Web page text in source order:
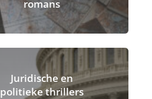
romans
Juridische en
politieke thrillers